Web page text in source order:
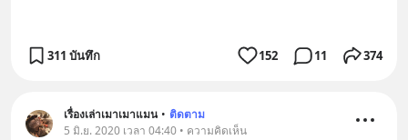
311 บันทึก 152 11 374
เรื่องเล่าเมาเมาแมน • ติดตาม
5 มิ.ย. 2020 เวลา 04:40 • ความคิดเห็น